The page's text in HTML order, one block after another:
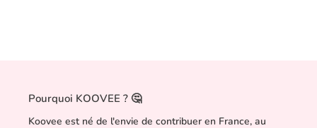
Pourquoi KOOVEE ? 🤔
Koovee est né de l'envie de contribuer en France, au